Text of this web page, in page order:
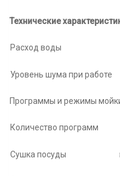
Технические
Расход воды
Уровень шума при работе
Программы и режимы
Количество программ
Сушка посуды